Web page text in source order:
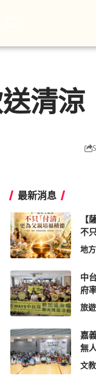
清涼
最新消息
【
不
地方
中
府
旅
嘉
無
文教